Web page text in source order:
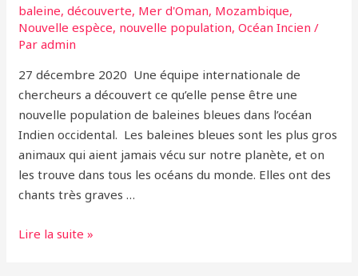
baleine,découverte, Mer d'Oman, Mozambique,
Nouvelle espèce, nouvelle population,Océan Incien /
Paradmin
27 décembre 2020 Une équipe internationale de
chercheurs a découvert ce qu’elle pense être une
nouvelle population de baleines bleues dans l’océan
Indien occidental. Les baleines bleues sont les plus gros
animaux qui aient jamais vécu sur notre planète, et on
les trouve dans tous les océans du monde. Elles ont des
chants très graves …
Une
Lire la suite »